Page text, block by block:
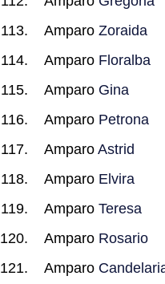
Amparo Zoraida
Amparo Floralba
Amparo Gina
Amparo Petrona
Amparo Astrid
Amparo Elvira
Amparo Teresa
Amparo Rosario
Amparo